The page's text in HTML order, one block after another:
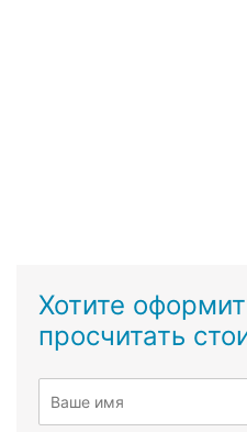
Хотите
просчитать